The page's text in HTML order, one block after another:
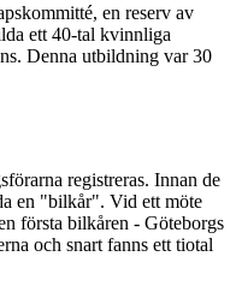
en reserv av
ett 40-tal kvinnliga
Denna utbildning var 30
registreras. Innan de
en "bilkår". Vid ett möte
första bilkåren - Göteborgs
och snart fanns ett tiotal